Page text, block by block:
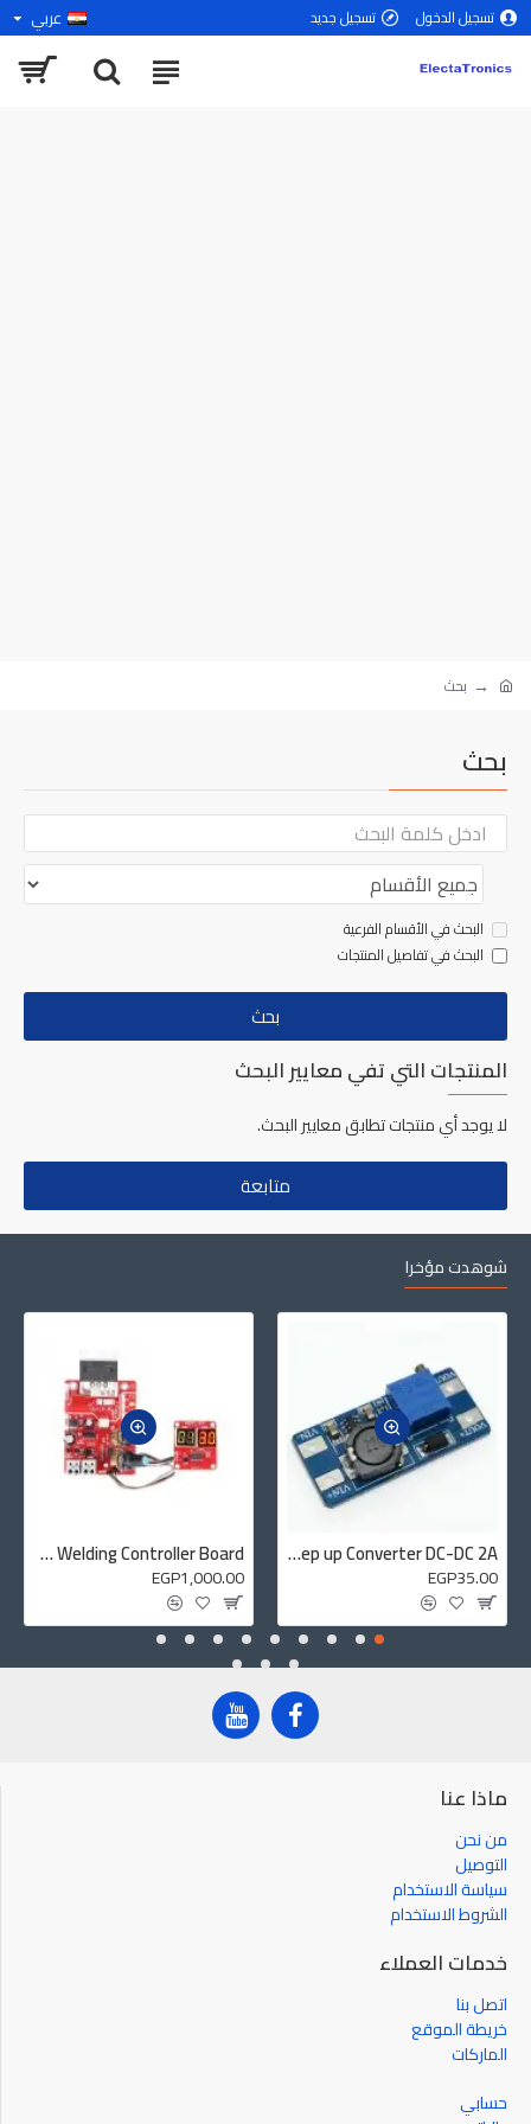
تسجيل الدخول تسجيل جديد عربي
بحث
بحث
البحث في الأقسام الفرعية
البحث في تفاصيل المنتجات
بحث
المنتجات التي تفي معايير البحث
لا يوجد أي منتجات تطابق معايير البحث.
متابعة
شوهدت مؤخرا
MT3608 Boost Step up Converter DC-DC 2A
EGP35.00
NY-D01 100A Digital Display Spot Welding Controller Board
EGP1,000.00
ماذا عنا
من نحن
التوصيل
سياسة الاستخدام
الشروط الاستخدام
خدمات العملاء
اتصل بنا
خريطة الموقع
الماركات
حسابي